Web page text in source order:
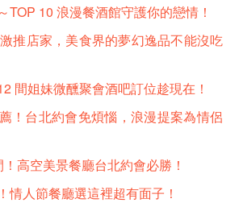
TOP 10 浪漫餐酒館守護你的戀情！
推店家，美食界的夢幻逸品不能沒吃
間姐妹微醺聚會酒吧訂位趁現在！
！台北約會免煩惱，浪漫提案為情侶
高空美景餐廳台北約會必勝！
情人節餐廳選這裡超有面子！